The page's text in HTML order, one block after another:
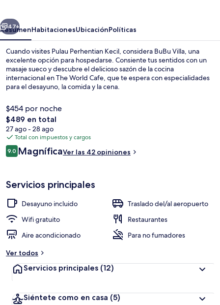
Siguiente
47+
ResumenHabitacionesUbicaciónPolíticas
Cuando visites Pulau Perhentian Kecil, considera BuBu Villa, una
excelente opción para hospedarse. Consiente tus sentidos con un
masaje sueco y descubre el delicioso sazón de la cocina
internacional en The World Cafe, que te espera con especialidades
para el desayuno, la comida y la cena.
$454 por noche
El
precio
total
es
de
$489 en total
27 ago - 28 ago
Total con impuestos y cargos
Opiniones
9.09.0 de 10,
MagníficaVer las 42 opiniones
Servicios principales
Desayuno incluido
Traslado del/al aeropuerto
Wifi gratuito
Restaurantes
Aire acondicionado
Para no fumadores
Ver todos
Servicios principales (12)
Siéntete como en casa (5)